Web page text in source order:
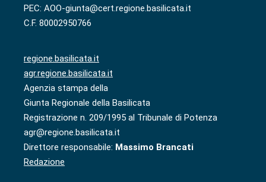
PEC: AOO-giunta@cert.regione.basilicata.it
C.F. 80002950766
regione.basilicata.it
agr.regione.basilicata.it
Agenzia stampa della
Giunta Regionale della Basilicata
Registrazione n. 209/1995 al Tribunale di Potenza
agr@regione.basilicata.it
Direttore responsabile: Massimo Brancati
Redazione